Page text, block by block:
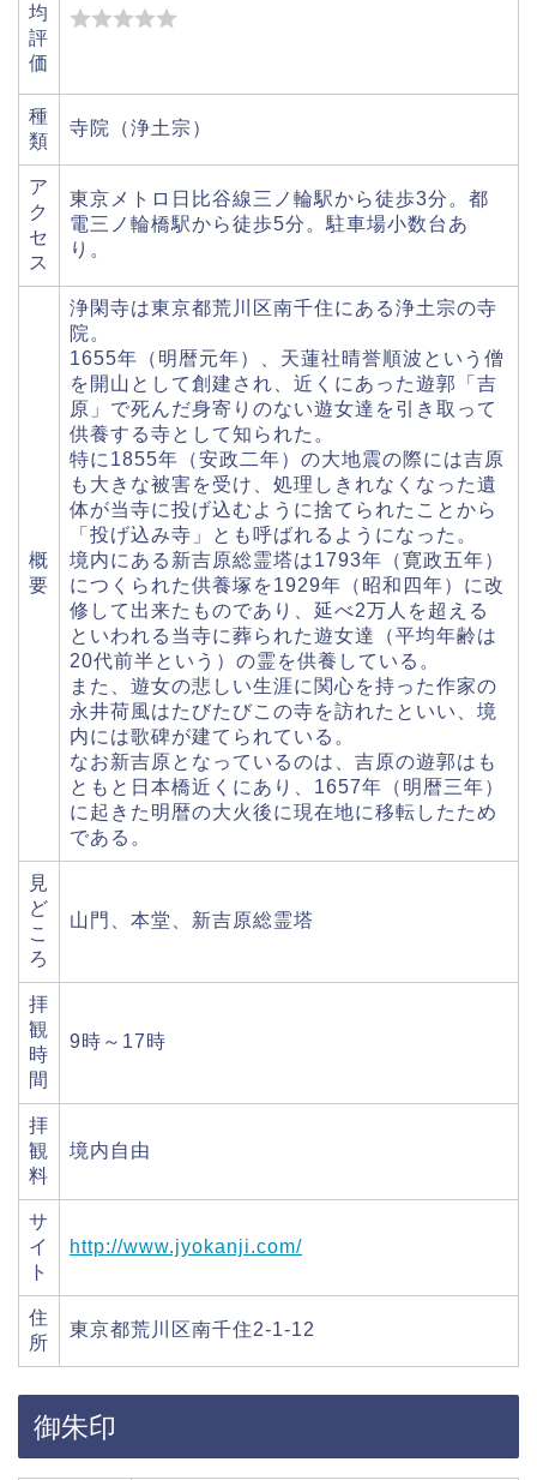
均
評
価
種
類
寺院（浄土宗）
ア
ク
セ
ス
東京メトロ日比谷線三ノ輪駅から徒歩3分。都
電三ノ輪橋駅から徒歩5分。駐車場小数台あ
り。
概
要
浄閑寺は東京都荒川区南千住にある浄土宗の寺
院。
1655年（明暦元年）、天蓮社晴誉順波という僧
を開山として創建され、近くにあった遊郭「吉
原」で死んだ身寄りのない遊女達を引き取って
供養する寺として知られた。
特に1855年（安政二年）の大地震の際には吉原
も大きな被害を受け、処理しきれなくなった遺
体が当寺に投げ込むように捨てられたことから
「投げ込み寺」とも呼ばれるようになった。
境内にある新吉原総霊塔は1793年（寛政五年）
につくられた供養塚を1929年（昭和四年）に改
修して出来たものであり、延べ2万人を超える
といわれる当寺に葬られた遊女達（平均年齢は
20代前半という）の霊を供養している。
また、遊女の悲しい生涯に関心を持った作家の
永井荷風はたびたびこの寺を訪れたといい、境
内には歌碑が建てられている。
なお新吉原となっているのは、吉原の遊郭はも
ともと日本橋近くにあり、1657年（明暦三年）
に起きた明暦の大火後に現在地に移転したため
である。
見
ど
こ
ろ
山門、本堂、新吉原総霊塔
拝
観
時
間
9時～17時
拝
観
料
境内自由
サ
イ
ト
http://www.jyokanji.com/
住
所
東京都荒川区南千住2-1-12
御朱印